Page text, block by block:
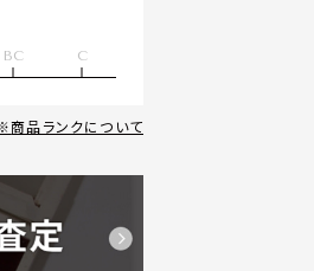
BC C
商品ランクについて